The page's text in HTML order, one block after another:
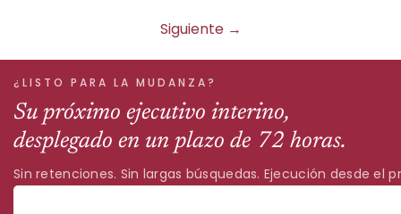
Siguiente →
¿LISTO PARA LA MUDANZA?
Su próximo ejecutivo interino,
desplegado en un plazo de 72 horas.
Sin retenciones. Sin largas búsquedas. Ejecución desde el